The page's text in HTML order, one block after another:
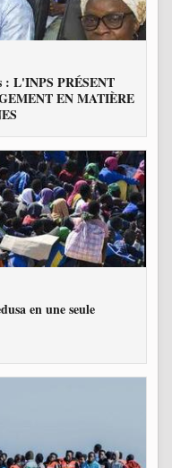
: L'INPS PRÉSENT
EN MATIÈRE
en une seule